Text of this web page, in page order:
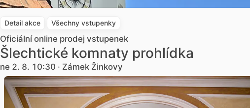
Detail akce Všechny vstupenky
Oficiální online prodej vstupenek
Šlechtické komnaty prohlídka
ne 2. 8. 10:30 · Zámek Žinkovy